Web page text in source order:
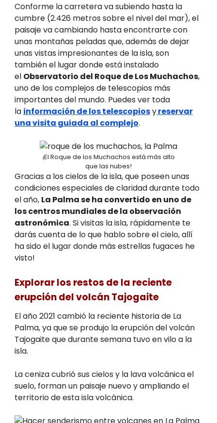
Conforme la carretera va subiendo hasta la
cumbre (2.426 metros sobre el nivel del mar), el
paisaje va cambiando hasta encontrarte con
unas montañas peladas que, además de dejar
unas vistas impresionantes de la isla, son
también el lugar donde está instalado
el Observatorio del Roque de Los Muchachos,
uno de los complejos de telescopios más
importantes del mundo. Puedes ver toda
la información de los telescopiosyreservar
una visita guiada al complejo.
¡El Roque de los Muchachos está más alto
que las nubes!
Gracias a los cielos de la isla, que poseen unas
condiciones especiales de claridad durante todo
el año, La Palma se ha convertido en uno de
los centros mundiales de la observación
astronómica. Si visitas la isla, rápidamente te
darás cuenta de lo que hablo sobre el cielo, allí
ha sido el lugar donde más estrellas fugaces he
visto!
Explorarlos restos de la reciente
erupción del volcán Tajogaite
El año 2021 cambió la reciente historia de La
Palma, ya que se produjo la erupción del volcán
Tajogaite que durante semana tuvo en vilo a la
isla.
La ceniza cubrió sus cielos y la lava volcánica el
suelo, forman un paisaje nuevo y ampliando el
territorio de esta isla volcánica.